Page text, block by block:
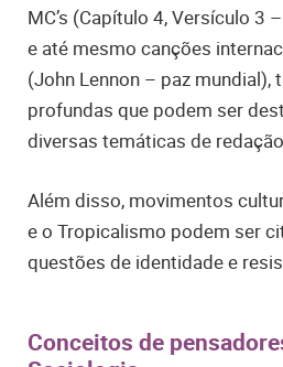
MC’s (Capítulo 4, Versículo 3
e até mesmo canções
(John Lennon – paz mundial),
profundas que podem ser
diversas temáticas de
Além disso, movimentos
e o Tropicalismo podem ser
questões de identidade e
Conceitos de